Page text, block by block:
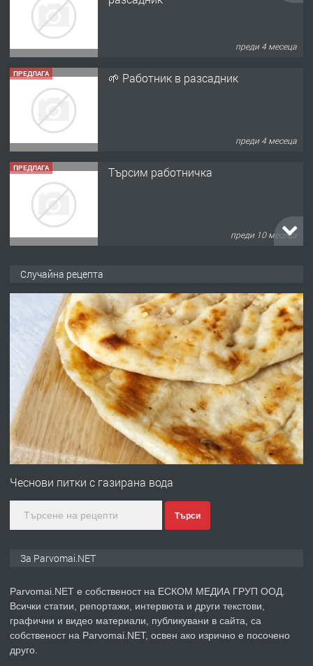
преди 4 месеца
ПРЕДЛАГА 🌱 Работник в разсадник
преди 4 месеца
ПРЕДЛАГА Търсим работничка
преди 10 месеца
преди 1 година
ПРЕДЛАГА Работа за общи работници
преди 1 година
ПРЕДЛАГА
Първи поход "По стъпките на Ангел
преди 1 година
ПРЕДЛАГА Уроци по Математика
Случайна рецепта
Чеснови питки с газирана вода
Търси
За Parvomai.NET
Parvomai.NET е собственост на ЕСКОМ МЕДИА ГРУП ООД.
Всички статии, репортажи, интервюта и други текстови,
графични и видео материали, публикувани в сайта, са
собственост на Parvomai.NET, освен ако изрично е посочено
друго.